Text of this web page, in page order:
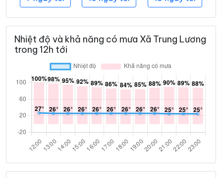
Nhiệt độ và khả năng có mưa Xã Trung Lương
trong 12h tới